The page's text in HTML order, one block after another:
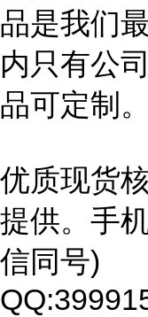
品是我们
内只有公
品可定制。
优质现货
提供。手
信同号)